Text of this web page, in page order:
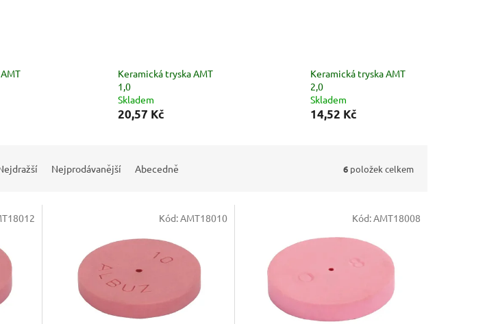
Keramická tryska AMT
1,0
Skladem
20,57 Kč
Keramická tryska AMT
2,0
Skladem
14,52 Kč
Nejprodávanější Abecedně 6 položek celkem
Kód:AMT18010 Kód:AMT18008